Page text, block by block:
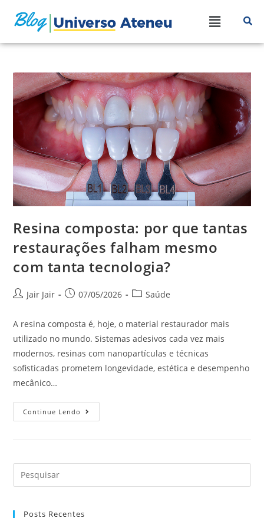
Resina composta: por que tantas
restaurações falham mesmo
com tanta tecnologia?
Jair Jair 07/05/2026 Saúde
A resina composta é, hoje, o material restaurador mais
utilizado no mundo. Sistemas adesivos cada vez mais
modernos, resinas com nanopartículas e técnicas
sofisticadas prometem longevidade, estética e desempenho
mecânico…
Continue Lendo
Posts Recentes